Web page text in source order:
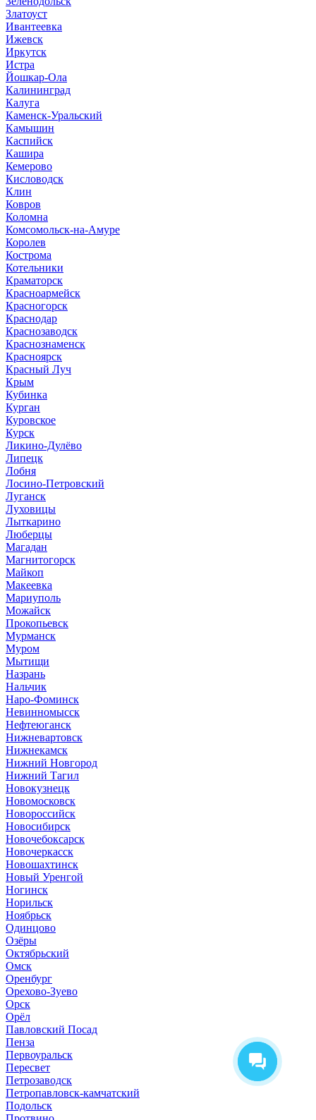
Златоуст
Ивантеевка
Ижевск
Иркутск
Истра
Йошкар-Ола
Калининград
Калуга
Каменск-Уральский
Камышин
Каспийск
Кашира
Кемерово
Кисловодск
Клин
Ковров
Коломна
Комсомольск-на-Амуре
Королев
Кострома
Котельники
Краматорск
Красноармейск
Красногорск
Краснодар
Краснозаводск
Краснознаменск
Красноярск
Красный Луч
Крым
Кубинка
Курган
Куровское
Курск
Ликино-Дулёво
Липецк
Лобня
Лосино-Петровский
Луганск
Луховицы
Лыткарино
Люберцы
Магадан
Магнитогорск
Майкоп
Макеевка
Мариуполь
Можайск
Прокопьевск
Мурманск
Муром
Мытищи
Назрань
Нальчик
Наро-Фоминск
Невинномысск
Нефтеюганск
Нижневартовск
Нижнекамск
Нижний Новгород
Нижний Тагил
Новокузнецк
Новомосковск
Новороссийск
Новосибирск
Новочебоксарск
Новочеркасск
Новошахтинск
Новый Уренгой
Ногинск
Норильск
Ноябрьск
Одинцово
Озёры
Октябрьский
Омск
Оренбург
Орехово-Зуево
Орск
Орёл
Павловский Посад
Пенза
Первоуральск
Пересвет
Петрозаводск
Петропавловск-камчатский
Подольск